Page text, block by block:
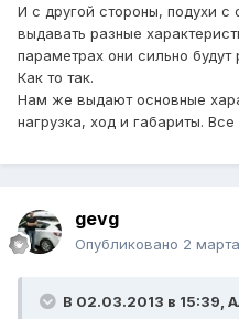
И с другой стороны, подухи
выдавать разные
параметрах они сильно будут
Как то так.
Нам же выдают основные
нагрузка, ход и габариты.
gevg
Опубликовано 2
В 02.03.2013 в 15:39,